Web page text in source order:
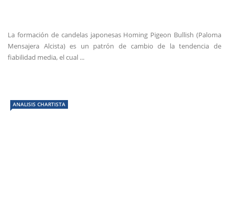
La formación de candelas japonesas Homing Pigeon Bullish (Paloma
Mensajera Alcista) es un patrón de cambio de la tendencia de
fiabilidad media, el cual ...
ANALISIS CHARTISTA